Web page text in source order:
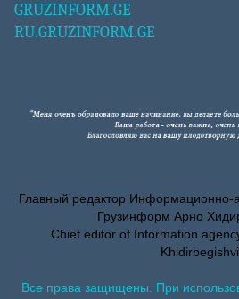
GRUZINFORM.GE
RU.GRUZINFORM.GE
Главный редактор Информационно-
Грузинформ Арно
Chief editor of Information
Все права защищены. При